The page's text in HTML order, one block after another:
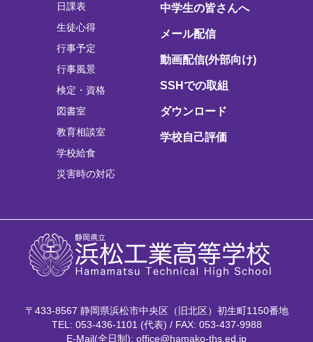
日課表
生徒心得
行事予定
行事風景
検定・資格
図書室
教育相談室
学校給食
災害時の対応
中学生の皆さんへ
メール配信
動画配信(外部向け)
SSHでの取組
ダウンロード
学校自己評価
〒433-8567 静岡県浜松市中央区（旧北区）初生町1150番地
TEL: 053-436-1101 (代表) / FAX: 053-437-9988
E-Mail(全日制): office@hamako-ths.ed.jp